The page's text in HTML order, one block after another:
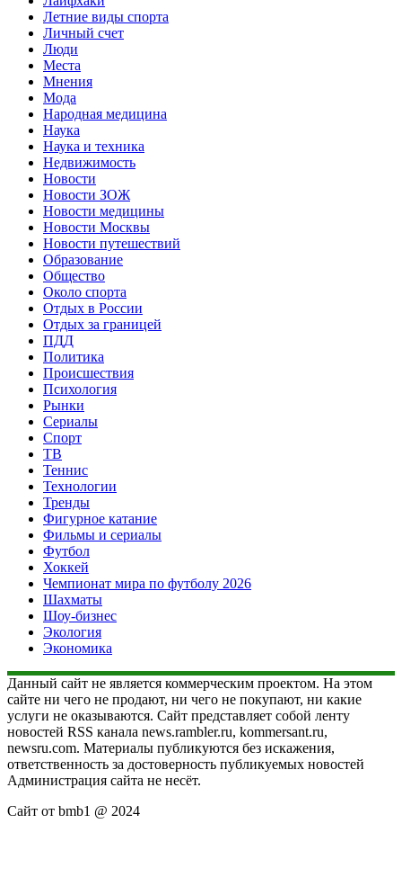
Летние виды спорта
Личный счет
Люди
Места
Мнения
Мода
Народная медицина
Наука
Наука и техника
Недвижимость
Новости
Новости ЗОЖ
Новости медицины
Новости Москвы
Новости путешествий
Образование
Общество
Около спорта
Отдых в России
Отдых за границей
ПДД
Политика
Происшествия
Психология
Рынки
Сериалы
Спорт
ТВ
Теннис
Технологии
Тренды
Фигурное катание
Фильмы и сериалы
Футбол
Хоккей
Чемпионат мира по футболу 2026
Шахматы
Шоу-бизнес
Экология
Экономика
Данный сайт не является коммерческим проектом. На этом
сайте ни чего не продают, ни чего не покупают, ни какие
услуги не оказываются. Сайт представляет собой ленту
новостей RSS канала news.rambler.ru, kommersant.ru,
newsru.com. Материалы публикуются без искажения,
ответственность за достоверность публикуемых новостей
Администрация сайта не несёт.
Сайт от bmb1 @ 2024